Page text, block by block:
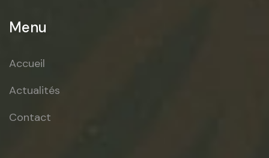
b
l
i
c
Menu
Accueil
Actualités
Contact